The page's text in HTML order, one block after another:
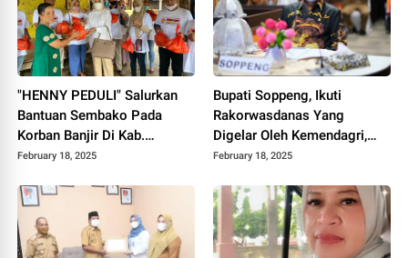
"HENNY PEDULI" Salurkan
Bantuan Sembako Pada
Korban Banjir Di Kab.
Soppeng
February 18, 2025
Bupati Soppeng, Ikuti
Rakorwasdanas Yang
Digelar Oleh Kemendagri,
KPK dan BPKP
February 18, 2025